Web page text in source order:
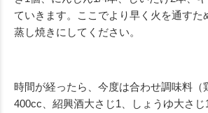
ていきます。ここでより早く火を通すた
蒸し焼きにしてください。
時間が経ったら、今度は合わせ調味料（
400cc、紹興酒大さじ1、しょうゆ大さ